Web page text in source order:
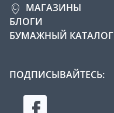
МАГАЗИНЫ
БЛОГИ
БУМАЖНЫЙ КАТАЛОГ
ПОДПИСЫВАЙТЕСЬ: